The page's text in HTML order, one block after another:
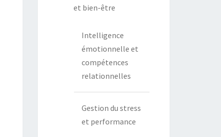
et bien-être
Intelligence
émotionnelle et
compétences
relationnelles
Gestion du stress
et performance